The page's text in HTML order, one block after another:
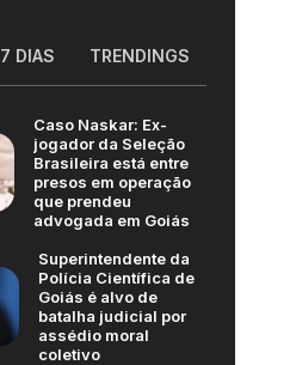
7 DIAS TRENDINGS
Caso Naskar: Ex-
jogador da Seleção
Brasileira está entre
presos em operação
que prendeu
advogada em Goiás
Superintendente da
Polícia Científica de
Goiás é alvo de
batalha judicial por
assédio moral
coletivo